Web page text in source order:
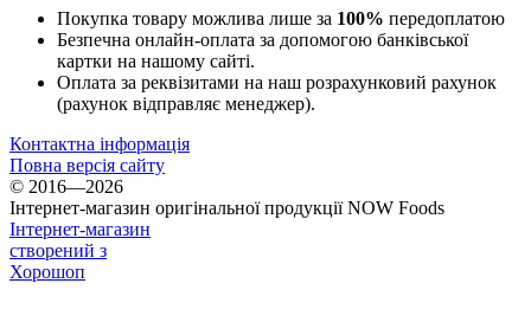
Покупка товару можлива лише за 100% передоплатою
Безпечна онлайн-оплата за допомогою банківської
картки на нашому сайті.
Оплата за реквізитами на наш розрахунковий рахунок
(рахунок відправляє менеджер).
Контактна інформація
Повна версія сайту
© 2016—2026
Інтернет-магазин оригінальної продукції NOW Foods
Інтернет-магазин
створений з
Хорошоп